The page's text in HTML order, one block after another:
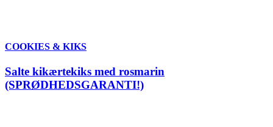
COOKIES & KIKS
Salte kikærtekiks med rosmarin
(SPRØDHEDSGARANTI!)